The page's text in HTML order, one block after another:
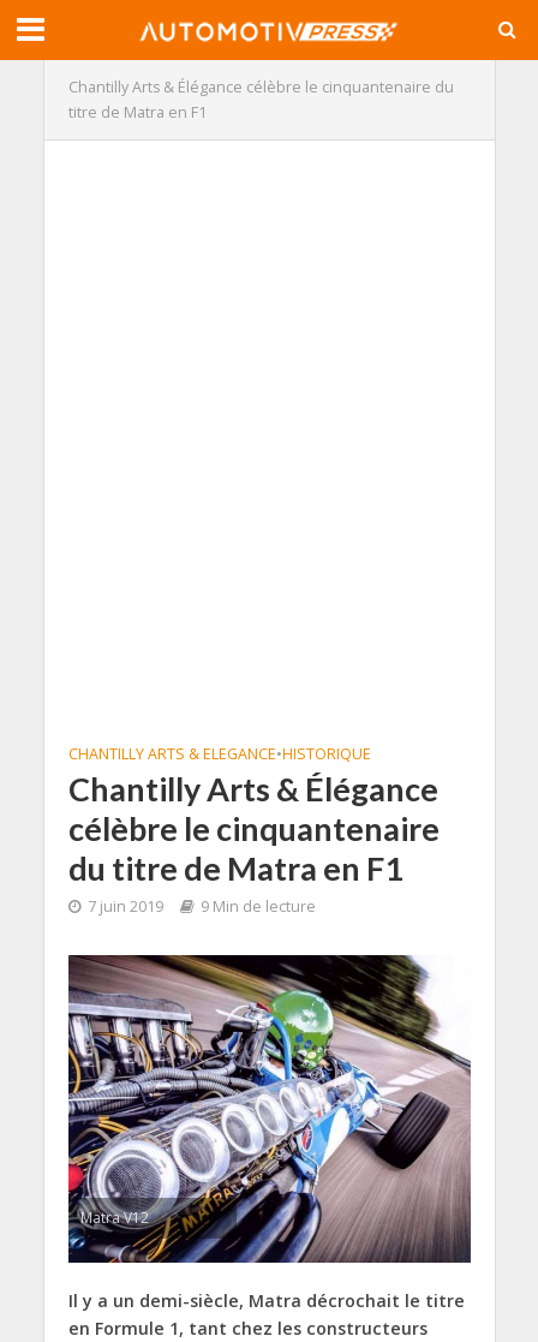
Chantilly Arts & Élégance célèbre le cinquantenaire du
titre de Matra en F1
CHANTILLY ARTS & ELEGANCE•HISTORIQUE
Chantilly Arts & Élégance
célèbre le cinquantenaire
du titre de Matra en F1
7 juin 2019 9 Min de lecture
Matra V12
Il y a un demi-siècle, Matra décrochait le titre
en Formule 1, tant chez les constructeurs